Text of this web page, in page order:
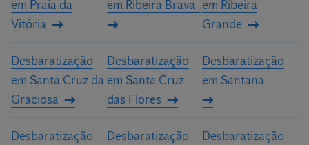
em Praia da
Vitória
em Ribeira Brava em Ribeira
Grande
Desbaratização
em Santa Cruz da
Graciosa
Desbaratização
em Santa Cruz
das Flores
Desbaratização
em Santana
Desbaratização
Desbaratização
Desbaratização